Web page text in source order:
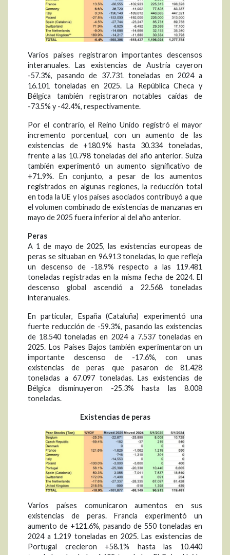
Varios países registraron importantes descensos
interanuales. Las existencias de Austria cayeron
-57.3%, pasando de 37.731 toneladas en 2024 a
16.101 toneladas en 2025. La República Checa y
Bélgica también registraron notables caídas de
-73.5% y -42.4%, respectivamente.
Por el contrario, el Reino Unido registró el mayor
incremento porcentual, con un aumento de las
existencias de +180.9% hasta 30.334 toneladas,
frente a las 10.798 toneladas del año anterior. Suiza
también experimentó un aumento significativo de
+71.9%. En conjunto, a pesar de los aumentos
registrados en algunas regiones, la reducción total
en toda la UE y los países asociados contribuyó a que
el volumen combinado de existencias de manzanas en
mayo de 2025 fuera inferior al del año anterior.
Peras
A 1 de mayo de 2025, las existencias europeas de
peras se situaban en 96.913 toneladas, lo que refleja
un descenso de -18.9% respecto a las 119.481
toneladas registradas en la misma fecha de 2024. El
descenso global ascendió a 22.568 toneladas
interanuales.
En particular, España (Cataluña) experimentó una
fuerte reducción de -59.3%, pasando las existencias
de 18.540 toneladas en 2024 a 7.537 toneladas en
2025. Los Países Bajos también experimentaron un
importante descenso de -17.6%, con unas
existencias de peras que pasaron de 81.428
toneladas a 67.097 toneladas. Las existencias de
Bélgica disminuyeron -25.3% hasta las 8.008
toneladas.
Existencias de peras
Varios países comunicaron aumentos en sus
existencias de peras. Francia experimentó un
aumento de +121.6%, pasando de 550 toneladas en
2024 a 1.219 toneladas en 2025. Las existencias de
Portugal crecieron +58.1% hasta las 10.440